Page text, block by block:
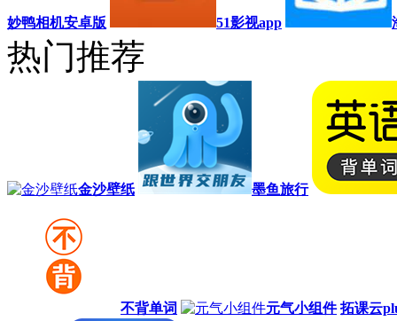
妙鸭相机安卓版 51影视app
热门推荐
金沙壁纸 墨鱼旅行
不背单词 元气小组件 拓课云